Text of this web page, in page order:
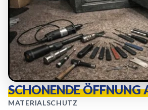
SCHONENDE ÖFFNUNG
MATERIALSCHUTZ